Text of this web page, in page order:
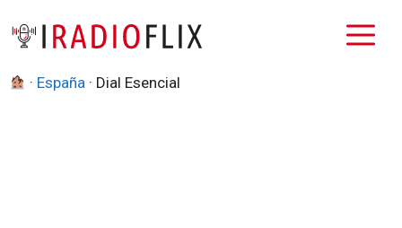
· España · Dial Esencial